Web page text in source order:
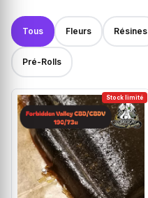
Tous Fleurs Résines
Pré-Rolls
Stock limité